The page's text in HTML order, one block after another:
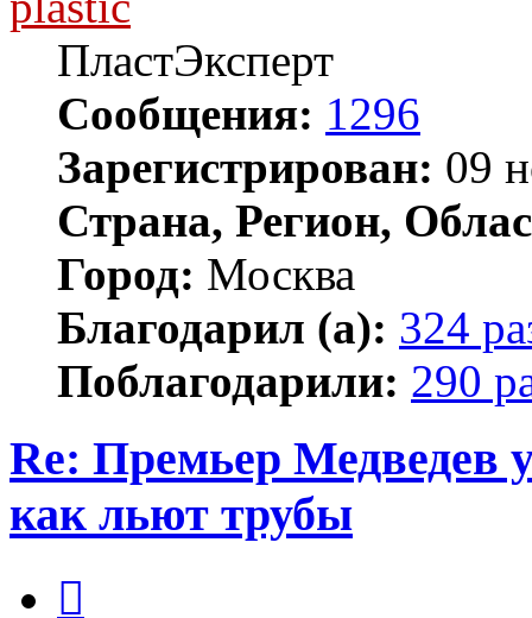
ПластЭксперт
Сообщения: 1296
Зарегистрирован: 09
Страна, Регион,
Город: Москва
Благодарил (а): 324
Поблагодарили: 290
Re: Премьер
как льют трубы